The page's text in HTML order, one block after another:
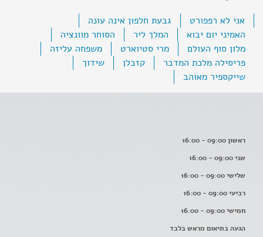
אני לא רפפורט
גבעת חלפון אינה עונה
האמיני יום יבוא
המלך ליר
הסוחר מוונציה
מלון סוף העולם
מרי סטיוארט
משפחה עליזה
פריסילה מלכת המדבר
קזבלן
שידוך
שייקספיר מאוהב
ראשון 09:00 - 16:00
שני 09:00 - 16:00
שלישי 09:00 - 16:00
רביעי 09:00 - 16:00
חמישי 09:00 - 16:00
הגעה בתיאום מראש בלבד